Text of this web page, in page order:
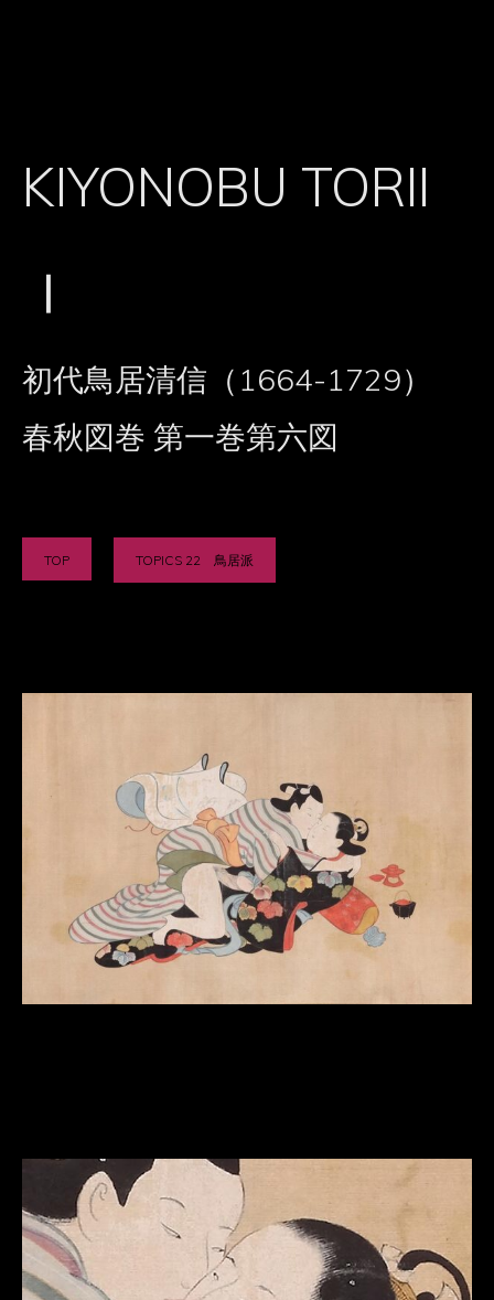
KIYONOBU TORII
Ⅰ
初代鳥居清信（1664-1729）
春秋図巻 第一巻第六図
TOP TOPICS 22 鳥居派